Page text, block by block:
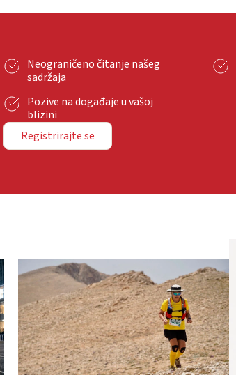
Neograničeno čitanje našeg
sadržaja
Pozive na događaje u vašoj
blizini
Registrirajte se